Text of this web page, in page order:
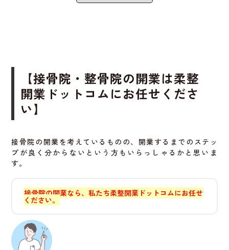
開業までの時間が短くてすむ
で、スピーディーに営業を開始できます。
「すぐに開業したい」「早く売上を立てたい」という方に
スムーズなスケジュールで準備を進めるためにも、事前の
早期開業によって、地域内でのポジション確保もしやすく
なります。
【接骨院・整骨院の開業は柔整
開業ドットコムにお任せくださ
い】
接骨院の開業を考えているものの、開業するまでのステッ
プが良く分からないという方もいらっしゃるかと思いま
す。
接骨院の開業なら、私たち柔整開業ドットコムにお任せ
ください。